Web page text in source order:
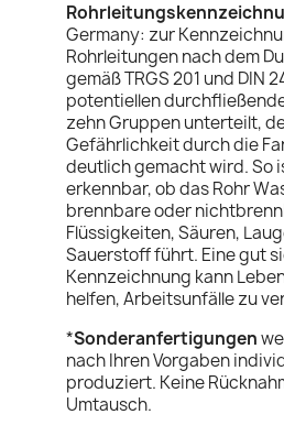
Germany: zur
Rohrleitungen nach dem
gemäß TRGS 201 und DIN
potentiellen
zehn Gruppen unterteilt,
Gefährlichkeit durch die
deutlich gemacht wird. So
erkennbar, ob das Rohr
brennbare oder
Flüssigkeiten, Säuren,
Sauerstoff führt. Eine gut
Kennzeichnung kann
helfen, Arbeitsunfälle zu
*Sonderanfertigungen
nach Ihren Vorgaben
produziert. Keine
Umtausch.